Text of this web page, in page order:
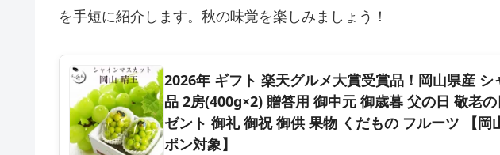
を手短に紹介します。秋の味覚を楽しみましょう！
2026年 ギフト 楽天グルメ大賞受賞品！岡山県産
品 2房(400g×2) 贈答用 御中元 御歳暮 父の日 敬老
ゼント 御礼 御祝 御供 果物 くだもの フルーツ 【岡
ポン対象】